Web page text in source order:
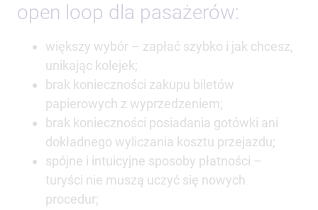
open loop dla pasażerów:
większy wybór – zapłać szybko i jak chcesz,
unikając kolejek;
brak konieczności zakupu biletów
papierowych z wyprzedzeniem;
brak konieczności posiadania gotówki ani
dokładnego wyliczania kosztu przejazdu;
spójne i intuicyjne sposoby płatności –
turyści nie muszą uczyć się nowych
procedur;